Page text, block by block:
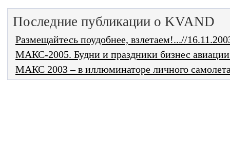
Последние публикации о KVAND
Размещайтесь поудобнее, взлетаем!...//
МАКС-2005. Будни и праздники бизнес
МАКС 2003 – в иллюминаторе личного